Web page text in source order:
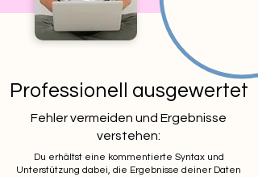
Professionell ausgewertet
Fehler vermeiden und Ergebnisse
verstehen:
Du erhältst eine kommentierte Syntax und
Unterstützung dabei, die Ergebnisse deiner Daten